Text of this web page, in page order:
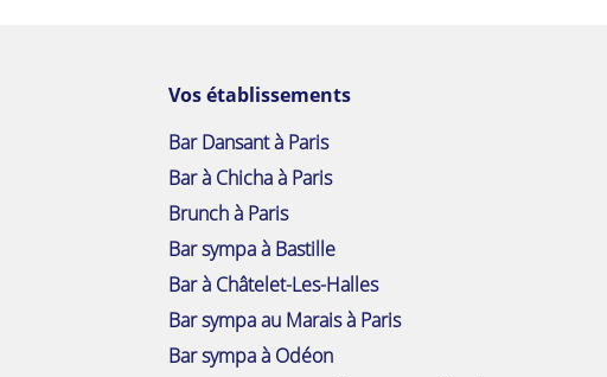
Vos établissements
Bar Dansant à Paris
Bar à Chicha à Paris
Brunch à Paris
Bar sympa à Bastille
Bar à Châtelet-Les-Halles
Bar sympa au Marais à Paris
Bar sympa à Odéon